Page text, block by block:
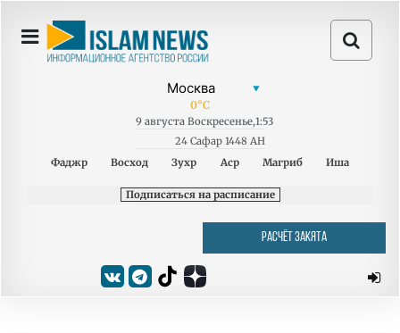
0°C
9 августа Воскресенье,1:53
24 Сафар 1448 AH
Фаджр
Восход Зухр Аср Магриб Иша
Подписаться на расписание
РАСЧЁТ ЗАКЯТА